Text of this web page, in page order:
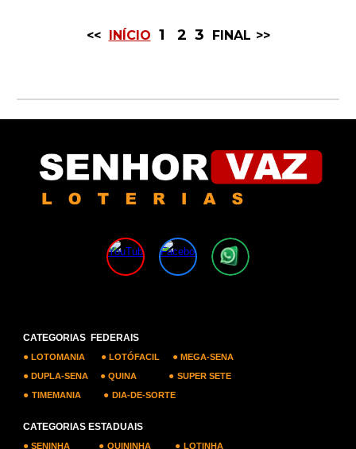
<< INÍCIO 1 2 3 FINAL >>
CATEGORIAS FEDERAIS
●LOTOMANIA ●LOTÓFACIL ●MEGA-SENA
●DUPLA-SENA ●QUINA ● SUPER SETE
● TIMEMANIA ● DIA-DE-SORTE
CATEGORIAS ESTADUAIS
●SENINHA ● QUININHA ● LOTINHA